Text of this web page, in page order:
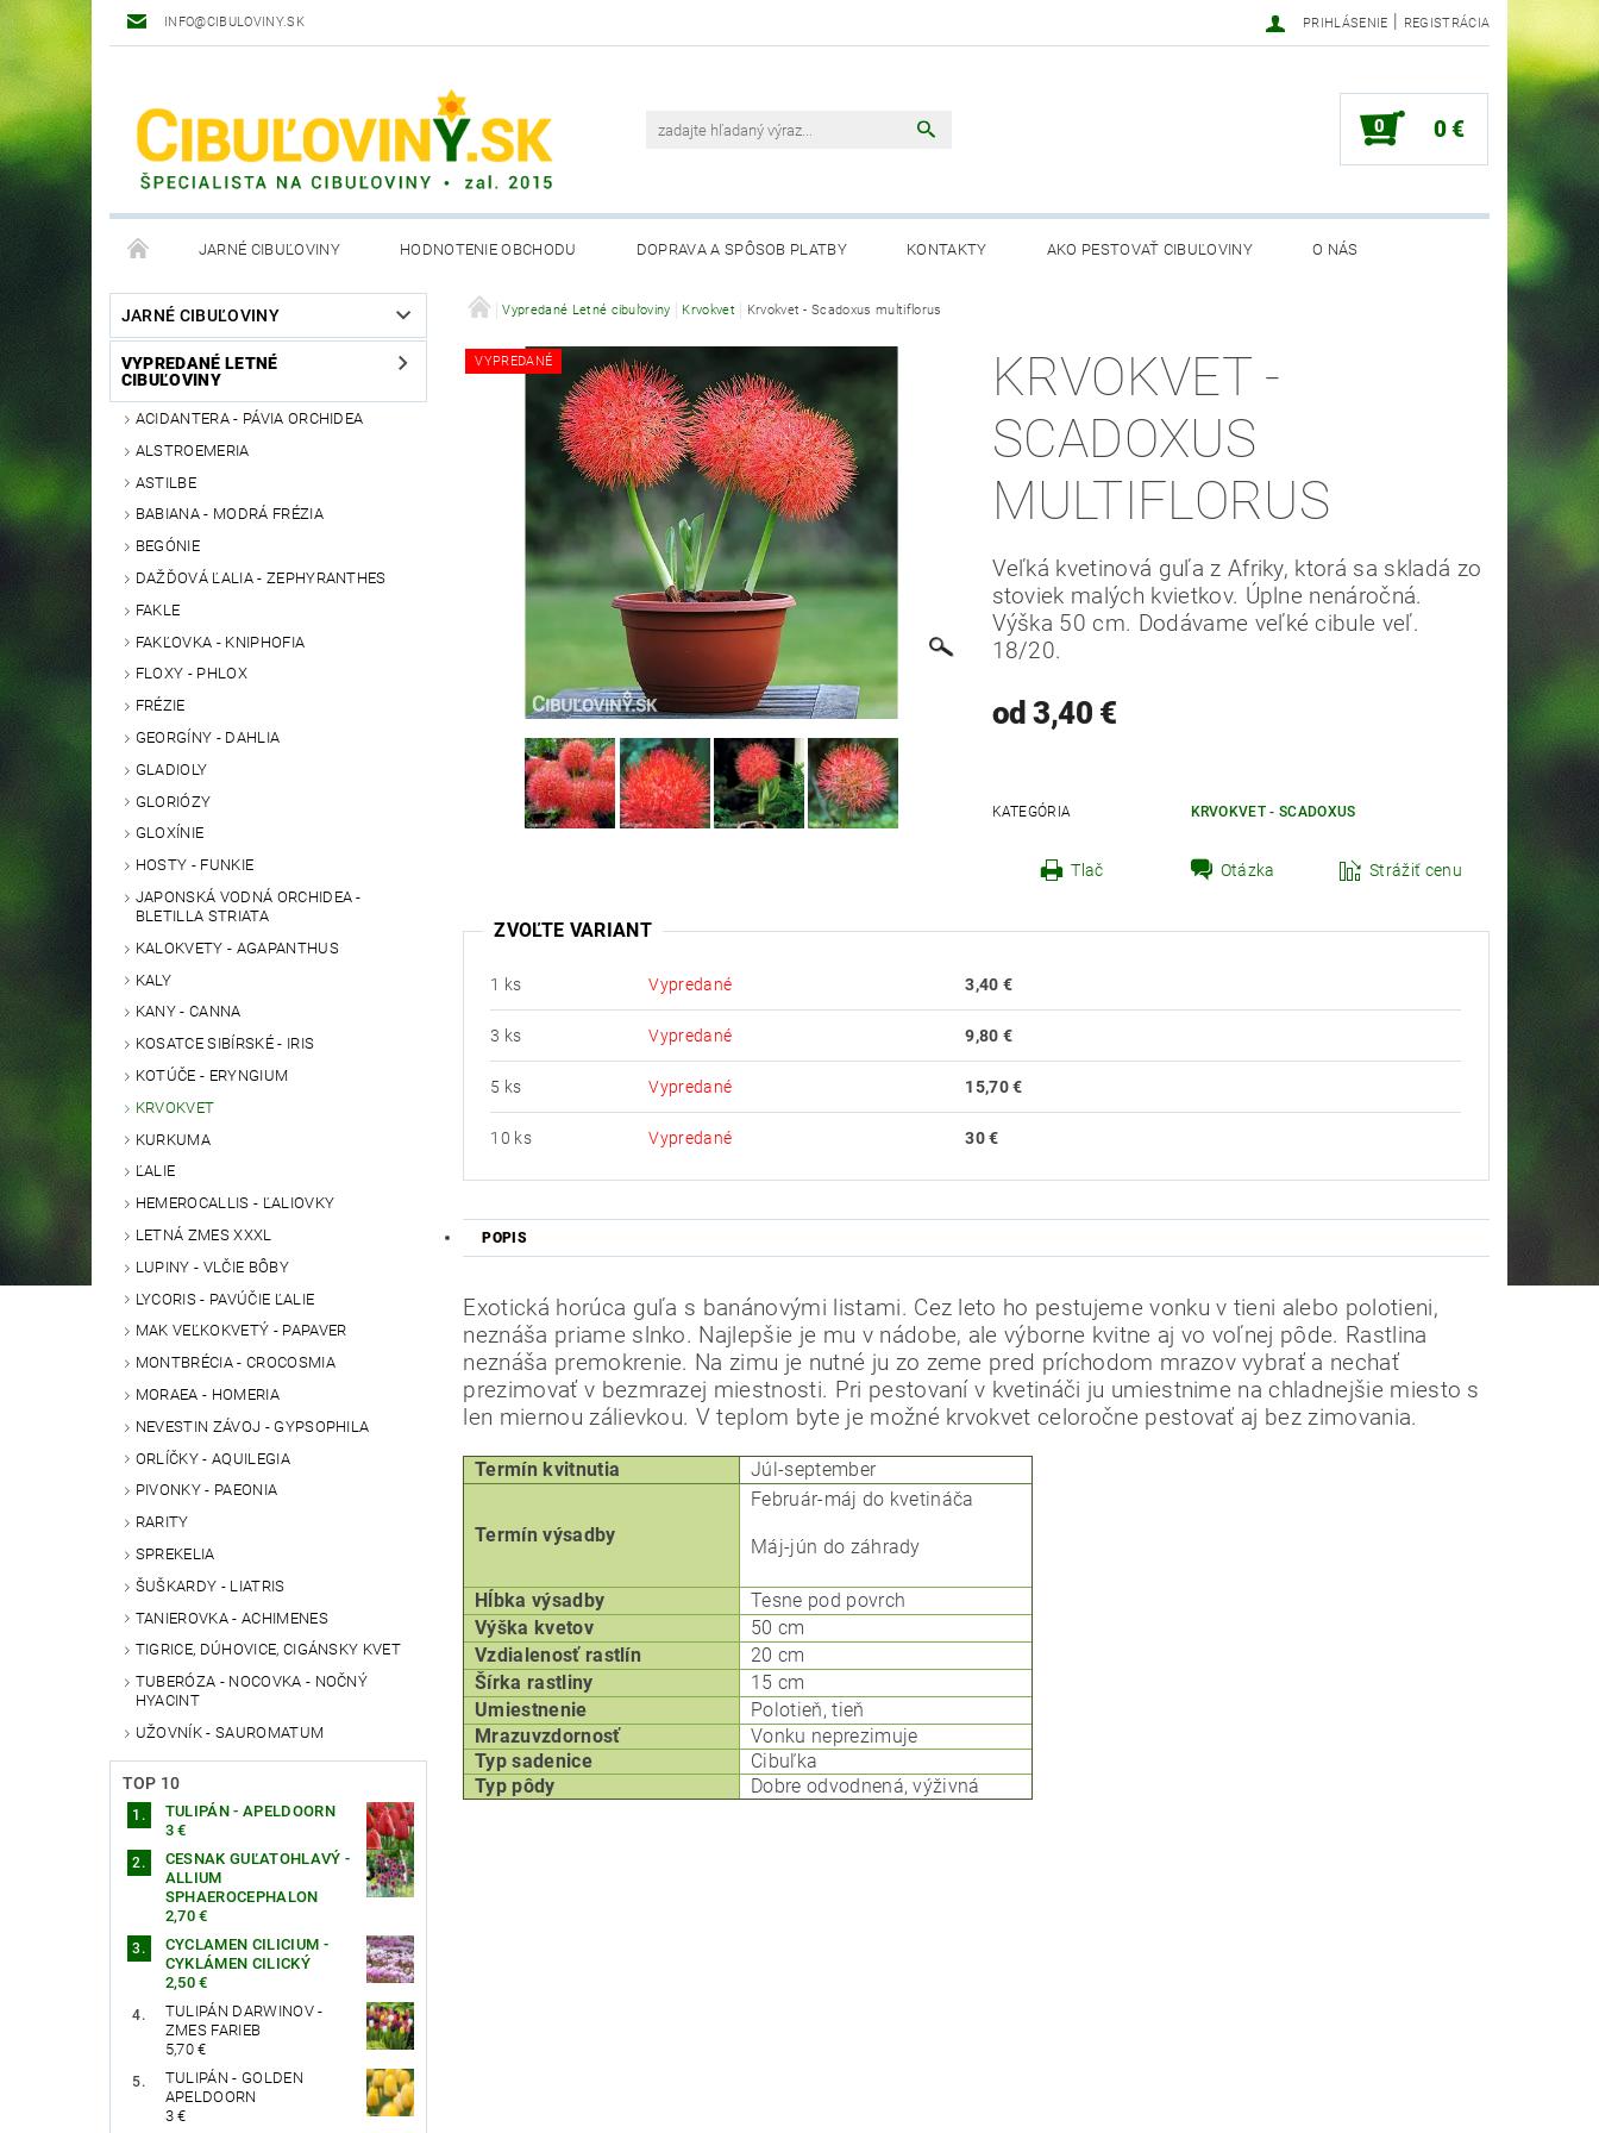
INFO@CIBULOVINY.SK PRIHLÁSENIE | REGISTRÁCIA
0 0 €
JARNÉ CIBUĽOVINY HODNOTENIE OBCHODU DOPRAVA A SPÔSOB PLATBY KONTAKTY AKO PESTOVAŤ CIBUĽOVINY O NÁS
OBCHODNÉ PODMIENKY
JARNÉ CIBUĽOVINY
VYPREDANÉ LETNÉ
CIBUĽOVINY
ACIDANTERA - PÁVIA ORCHIDEA
ALSTROEMERIA
ASTILBE
BABIANA - MODRÁ FRÉZIA
BEGÓNIE
DAŽĎOVÁ ĽALIA - ZEPHYRANTHES
FAKLE
FAKĽOVKA - KNIPHOFIA
FLOXY - PHLOX
FRÉZIE
GEORGÍNY - DAHLIA
GLADIOLY
GLORIÓZY
GLOXÍNIE
HOSTY - FUNKIE
JAPONSKÁ VODNÁ ORCHIDEA -
BLETILLA STRIATA
KALOKVETY - AGAPANTHUS
KALY
KANY - CANNA
KOSATCE SIBÍRSKÉ - IRIS
KOTÚČE - ERYNGIUM
KRVOKVET
KURKUMA
ĽALIE
HEMEROCALLIS - ĽALIOVKY
LETNÁ ZMES XXXL
LUPINY - VLČIE BÔBY
LYCORIS - PAVÚČIE ĽALIE
MAK VEĽKOKVETÝ - PAPAVER
MONTBRÉCIA - CROCOSMIA
MORAEA - HOMERIA
NEVESTIN ZÁVOJ - GYPSOPHILA
ORLÍČKY - AQUILEGIA
PIVONKY - PAEONIA
RARITY
SPREKELIA
ŠUŠKARDY - LIATRIS
TANIEROVKA - ACHIMENES
TIGRICE, DÚHOVICE, CIGÁNSKY KVET
TUBERÓZA - NOCOVKA - NOČNÝ
HYACINT
UŽOVNÍK - SAUROMATUM
TOP 10
TULIPÁN - APELDOORN
3 €
CESNAK GUĽATOHLAVÝ -
ALLIUM
SPHAEROCEPHALON
2,70 €
CYCLAMEN CILICIUM -
CYKLÁMEN CILICKÝ
2,50 €
TULIPÁN DARWINOV -
ZMES FARIEB
5,70 €
TULIPÁN - GOLDEN
APELDOORN
3 €
Vypredané Letné cibuľoviny Krvokvet Krvokvet - Scadoxus multiflorus
VYPREDANÉ
KRVOKVET -
SCADOXUS
MULTIFLORUS
Veľká kvetinová guľa z Afriky, ktorá sa skladá zo
stoviek malých kvietkov. Úplne nenáročná.
Výška 50 cm. Dodávame veľké cibule veľ.
18/20.
od 3,40 €
KATEGÓRIA KRVOKVET - SCADOXUS
Tlač Otázka Strážiť cenu
ZVOĽTE VARIANT
1 ks Vypredané 3,40 €
3 ks Vypredané 9,80 €
5 ks Vypredané 15,70 €
10 ks Vypredané 30 €
POPIS
Exotická horúca guľa s banánovými listami. Cez leto ho pestujeme vonku v tieni alebo polotieni,
neznáša priame slnko. Najlepšie je mu v nádobe, ale výborne kvitne aj vo voľnej pôde. Rastlina
neznáša premokrenie. Na zimu je nutné ju zo zeme pred príchodom mrazov vybrať a nechať
prezimovať v bezmrazej miestnosti. Pri pestovaní v kvetináči ju umiestnime na chladnejšie miesto s
len miernou zálievkou. V teplom byte je možné krvokvet celoročne pestovať aj bez zimovania.
Termín kvitnutia Júl-september
Termín výsadby
Február-máj do kvetináča
Máj-jún do záhrady
Hĺbka výsadby
Tesne pod povrch
Výška kvetov
50 cm
Vzdialenosť rastlín
20 cm
Šírka rastliny
15 cm
Umiestnenie
Polotieň, tieň
Mrazuvzdornosť
Vonku neprezimuje
Typsadenice
Cibuľka
Typ pôdy
Dobre odvodnená, výživná